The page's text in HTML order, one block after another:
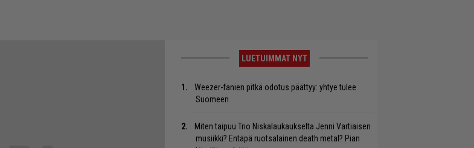
LUETUIMMAT NYT
Weezer-fanien pitkä odotus päättyy: yhtye tulee
Suomeen
Miten taipuu Trio Niskalaukaukselta Jenni Vartiaisen
musiikki? Entäpä ruotsalainen death metal? Pian